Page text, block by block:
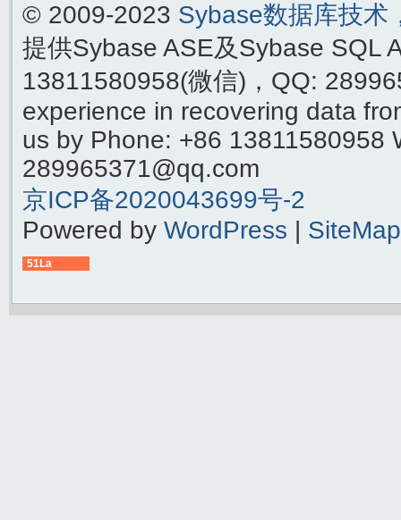
© 2009-2023 Sybase数据库技术
提供Sybase ASE及Sybase SQL
13811580958(微信)，QQ:
experience in recovering data
us by Phone: +86 13811580958
289965371@qq.com
京ICP备2020043699号-2
Powered by WordPress | SiteMap
51La